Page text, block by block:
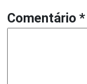
Comentário *